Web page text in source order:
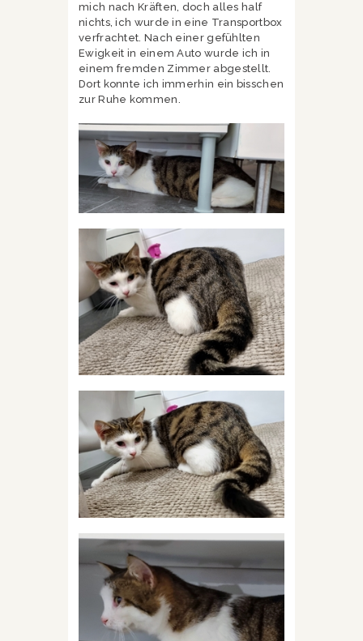
mich nach Kräften, doch alles half
nichts, ich wurde in eine Transportbox
verfrachtet. Nach einer gefühlten
Ewigkeit in einem Auto wurde ich in
einem fremden Zimmer abgestellt.
Dort konnte ich immerhin ein bisschen
zur Ruhe kommen.